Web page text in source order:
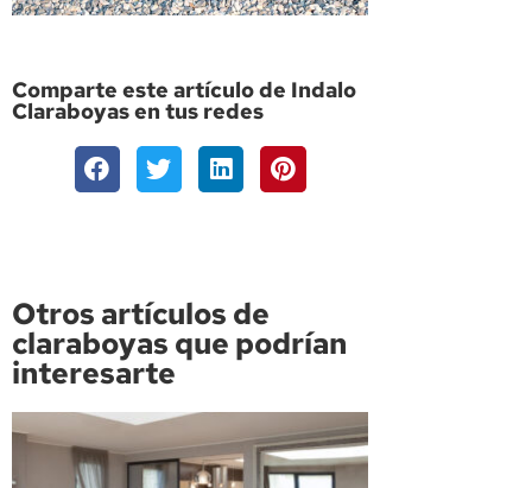
Comparte este artículo de Indalo
Claraboyas en tus redes
Otros artículos de
claraboyas que podrían
interesarte